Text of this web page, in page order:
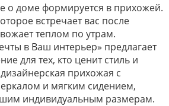
о доме формируется в прихожей.
встречает вас после
теплом по утрам.
в Ваш интерьер» предлагает
для тех, кто ценит стиль и
прихожая с
и мягким сидением,
индивидуальным размерам.